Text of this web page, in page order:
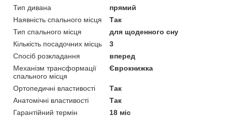
Тип дивана
прямий
Наявність спального місця
Так
Тип спального місця
для щоденного сну
Кількість посадочних місць
3
Спосіб розкладання
вперед
Механізм трансформації
спального місця
Єврокнижка
Ортопедичні властивості
Так
Анатомічні властивості
Так
Гарантійний термін
18 міс